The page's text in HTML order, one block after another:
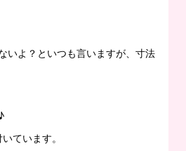
いよ？といつも言いますが、寸法
ています。